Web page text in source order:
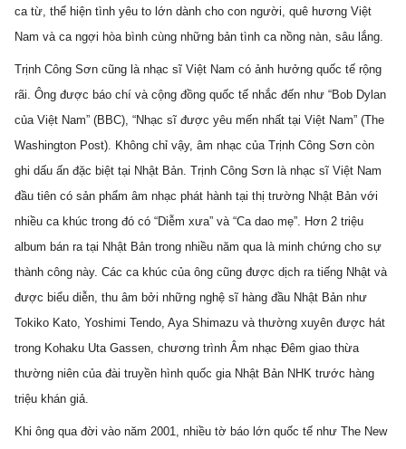
ca từ, thể hiện tình yêu to lớn dành cho con người, quê hương Việt
Nam và ca ngợi hòa bình cùng những bản tình ca nồng nàn, sâu lắng.
Trịnh Công Sơn cũng là nhạc sĩ Việt Nam có ảnh hưởng quốc tế rộng
rãi. Ông được báo chí và cộng đồng quốc tế nhắc đến như “Bob Dylan
của Việt Nam” (BBC), “Nhạc sĩ được yêu mến nhất tại Việt Nam” (The
Washington Post). Không chỉ vậy, âm nhạc của Trịnh Công Sơn còn
ghi dấu ấn đặc biệt tại Nhật Bản. Trịnh Công Sơn là nhạc sĩ Việt Nam
đầu tiên có sản phẩm âm nhạc phát hành tại thị trường Nhật Bản với
nhiều ca khúc trong đó có “Diễm xưa” và “Ca dao mẹ”. Hơn 2 triệu
album bán ra tại Nhật Bản trong nhiều năm qua là minh chứng cho sự
thành công này. Các ca khúc của ông cũng được dịch ra tiếng Nhật và
được biểu diễn, thu âm bởi những nghệ sĩ hàng đầu Nhật Bản như
Tokiko Kato, Yoshimi Tendo, Aya Shimazu và thường xuyên được hát
trong Kohaku Uta Gassen, chương trình Âm nhạc Đêm giao thừa
thường niên của đài truyền hình quốc gia Nhật Bản NHK trước hàng
triệu khán giả.
Khi ông qua đời vào năm 2001, nhiều tờ báo lớn quốc tế như The New